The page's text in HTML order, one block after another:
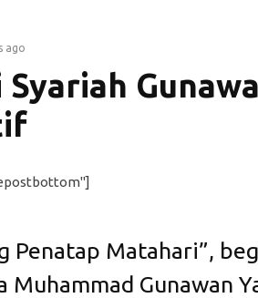
ago
Penatap Matahari”,
Muhammad Gunawan